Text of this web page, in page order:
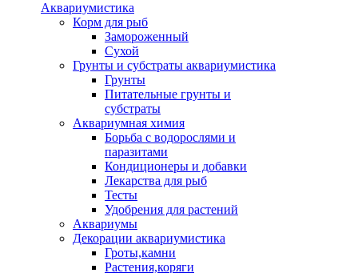
Аквариумистика
Корм для рыб
Замороженный
Сухой
Грунты и субстраты аквариумистика
Грунты
Питательные грунты и
субстраты
Аквариумная химия
Борьба с водорослями и
паразитами
Кондиционеры и добавки
Лекарства для рыб
Тесты
Удобрения для растений
Аквариумы
Декорации аквариумистика
Гроты,камни
Растения,коряги